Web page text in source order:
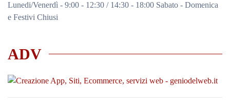
Lunedi/Venerdì - 9:00 - 12:30 / 14:30 - 18:00 Sabato - Domenica
e Festivi Chiusi
ADV